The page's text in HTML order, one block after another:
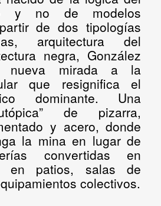
y no de modelos
de dos tipologías
arquitectura del
negra, González
nueva mirada a la
que resignifica el
dominante. Una
de pizarra,
y acero, donde
la mina en lugar de
convertidas en
en patios, salas de
colectivos.